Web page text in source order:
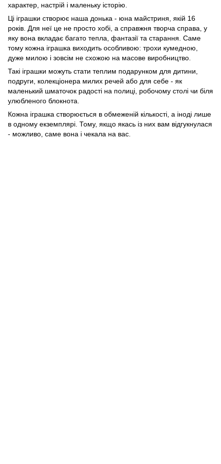
характер, настрій і маленьку історію.
Ці іграшки створює наша донька - юна майстриня, якій 16
років. Для неї це не просто хобі, а справжня творча справа, у
яку вона вкладає багато тепла, фантазії та старання. Саме
тому кожна іграшка виходить особливою: трохи кумедною,
дуже милою і зовсім не схожою на масове виробництво.
Такі іграшки можуть стати теплим подарунком для дитини,
подруги, колекціонера милих речей або для себе - як
маленький шматочок радості на полиці, робочому столі чи біля
улюбленого блокнота.
Кожна іграшка створюється в обмеженій кількості, а іноді лише
в одному екземплярі. Тому, якщо якась із них вам відгукнулася
- можливо, саме вона і чекала на вас.